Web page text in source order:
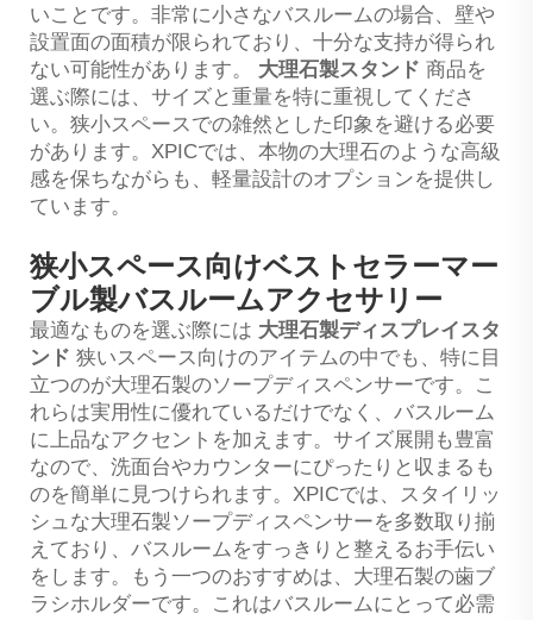
いことです。非常に小さなバスルームの場合、壁や
設置面の面積が限られており、十分な支持が得られ
ない可能性があります。 大理石製スタンド 商品を
選ぶ際には、サイズと重量を特に重視してくださ
い。狭小スペースでの雑然とした印象を避ける必要
があります。XPICでは、本物の大理石のような高級
感を保ちながらも、軽量設計のオプションを提供し
ています。
狭小スペース向けベストセラーマー
ブル製バスルームアクセサリー
最適なものを選ぶ際には 大理石製ディスプレイスタ
ンド 狭いスペース向けのアイテムの中でも、特に目
立つのが大理石製のソープディスペンサーです。こ
れらは実用性に優れているだけでなく、バスルーム
に上品なアクセントを加えます。サイズ展開も豊富
なので、洗面台やカウンターにぴったりと収まるも
のを簡単に見つけられます。XPICでは、スタイリッ
シュな大理石製ソープディスペンサーを多数取り揃
えており、バスルームをすっきりと整えるお手伝い
をします。もう一つのおすすめは、大理石製の歯ブ
ラシホルダーです。これはバスルームにとって必需